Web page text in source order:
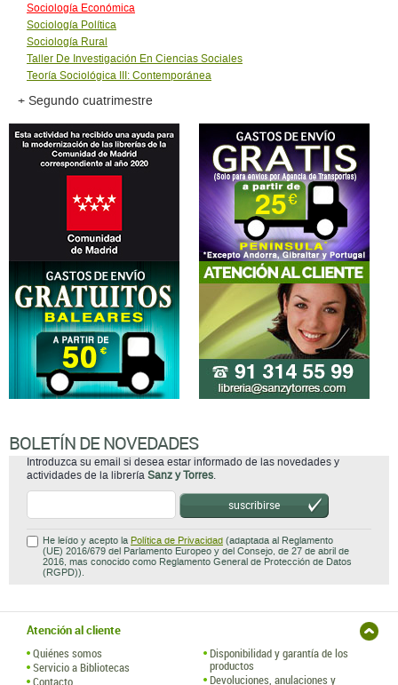
Sociología Económica
Sociología Política
Sociología Rural
Taller De Investigación En Ciencias Sociales
Teoría Sociológica III: Contemporánea
+ Segundo cuatrimestre
BOLETÍN DE NOVEDADES
Introduzca su email si desea estar informado de las novedades y
actividades de la librería Sanz y Torres.
suscribirse
He leído y acepto la Política de Privacidad (adaptada al Reglamento
(UE) 2016/679 del Parlamento Europeo y del Consejo, de 27 de abril de
2016, mas conocido como Reglamento General de Protección de Datos
(RGPD)).
Atención al cliente
Quiénes somos
Servicio a Bibliotecas
Disponibilidad y garantía de los
productos
Devoluciones, anulaciones y